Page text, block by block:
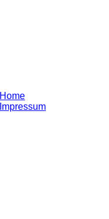
Home
Impressum